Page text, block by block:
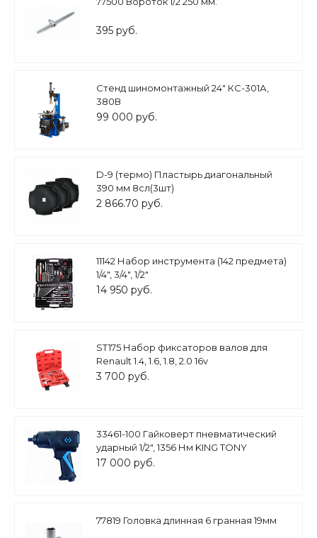
395 руб.
Стенд шиномонтажный 24" КС-301А,
380В
99 000 руб.
D-9 (термо) Пластырь диагональный
390 мм 8сл(3шт)
2 866.70 руб.
11142 Набор инструмента (142 предмета)
1/4", 3/4", 1/2"
14 950 руб.
ST175 Набор фиксаторов валов для
Renault 1.4, 1.6, 1.8, 2.0 16v
3 700 руб.
33461-100 Гайковерт пневматический
ударный 1/2", 1356 Нм KING TONY
17 000 руб.
77819 Головка длинная 6 гранная 19мм